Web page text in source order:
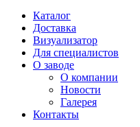
Каталог
Доставка
Визуализатор
Для специалистов
О заводе
О компании
Новости
Галерея
Контакты